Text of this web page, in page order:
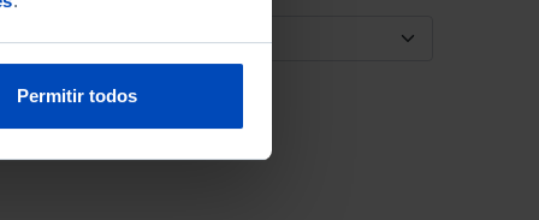
Permitir todos
ORDENAR POR